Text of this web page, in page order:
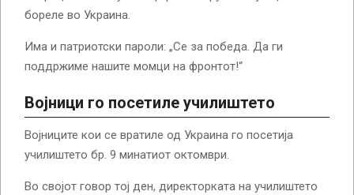
бореле во Украина.
Има и патриотски пароли: „Се за победа. Да ги
поддржиме нашите момци на фронтот!“
Војници го посетиле училиштето
Војниците кои се вратиле од Украина го посетија
училиштето бр. 9 минатиот октомври.
Во својот говор тој ден, директорката на училиштето